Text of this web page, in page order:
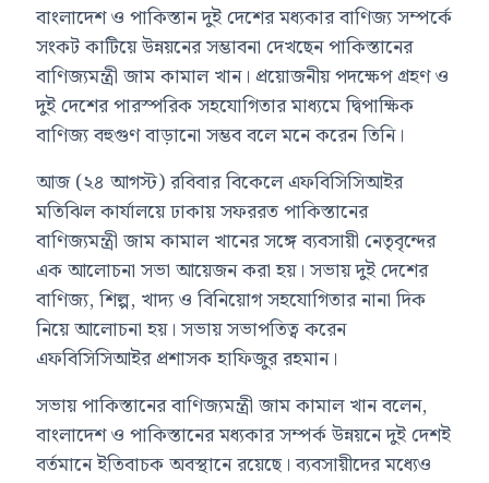
বাংলাদেশ ও পাকিস্তান দুই দেশের মধ্যকার বাণিজ্য সম্পর্কে
সংকট কাটিয়ে উন্নয়নের সম্ভাবনা দেখছেন পাকিস্তানের
বাণিজ্যমন্ত্রী জাম কামাল খান। প্রয়োজনীয় পদক্ষেপ গ্রহণ ও
দুই দেশের পারস্পরিক সহযোগিতার মাধ্যমে দ্বিপাক্ষিক
বাণিজ্য বহুগুণ বাড়ানো সম্ভব বলে মনে করেন তিনি।
আজ (২৪ আগস্ট) রবিবার বিকেলে এফবিসিসিআইর
মতিঝিল কার্যালয়ে ঢাকায় সফররত পাকিস্তানের
বাণিজ্যমন্ত্রী জাম কামাল খানের সঙ্গে ব্যবসায়ী নেতৃবৃন্দের
এক আলোচনা সভা আয়েজন করা হয়। সভায় দুই দেশের
বাণিজ্য, শিল্প, খাদ্য ও বিনিয়োগ সহযোগিতার নানা দিক
নিয়ে আলোচনা হয়। সভায় সভাপতিত্ব করেন
এফবিসিসিআইর প্রশাসক হাফিজুর রহমান।
সভায় পাকিস্তানের বাণিজ্যমন্ত্রী জাম কামাল খান বলেন,
বাংলাদেশ ও পাকিস্তানের মধ্যকার সম্পর্ক উন্নয়নে দুই দেশই
বর্তমানে ইতিবাচক অবস্থানে রয়েছে। ব্যবসায়ীদের মধ্যেও